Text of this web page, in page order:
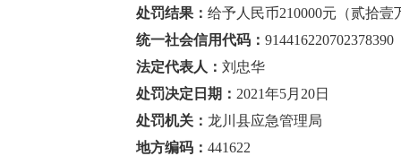
处罚结果： 给予人民币210000元（贰拾
统一社会信用代码： 914416220702378390
法定代表人： 刘忠华
处罚决定日期： 2021年5月20日
处罚机关： 龙川县应急管理局
地方编码： 441622